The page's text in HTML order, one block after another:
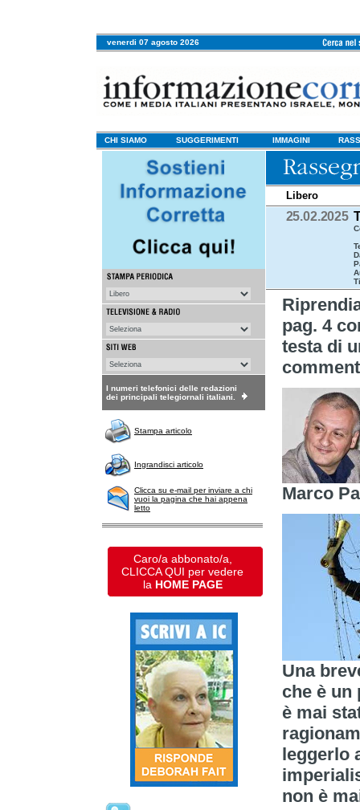
venerdi 07 agosto 2026
CHI SIAMO SUGGERIMENTI IMMAGINI
I numeri telefonici delle redazioni
dei principali telegiornali italiani.
Stampa articolo
Ingrandisci articolo
Clicca su e-mail per inviare a chi
vuoi la pagina che hai appena
letto
Caro/a abbonato/a,
CLICCA QUI per vedere
la HOME PAGE
Libero
25.02.2025
pag. 4
testa di
Marco
Una
che è un
è mai
leggerlo
non è